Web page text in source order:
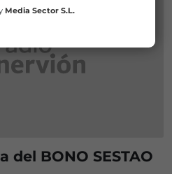
del BONO SESTAO
Media Sector S.L.